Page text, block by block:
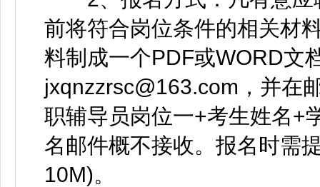
前将符合岗位条件的相关材
料制成一个PDF或WORD文
jxqnzzrsc@163.com，并在
职辅导员岗位一+考生姓名+
名邮件概不接收。报名时需
10M)。